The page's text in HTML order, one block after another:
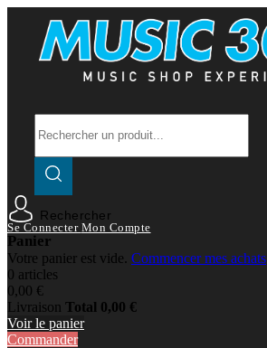
Rechercher
Se Connecter Mon Compte
Panier
Votre panier est vide. Commencer mes achats
0 articles
0,00 €
Livraison Total 0,00 €
Voir le panier
Commander